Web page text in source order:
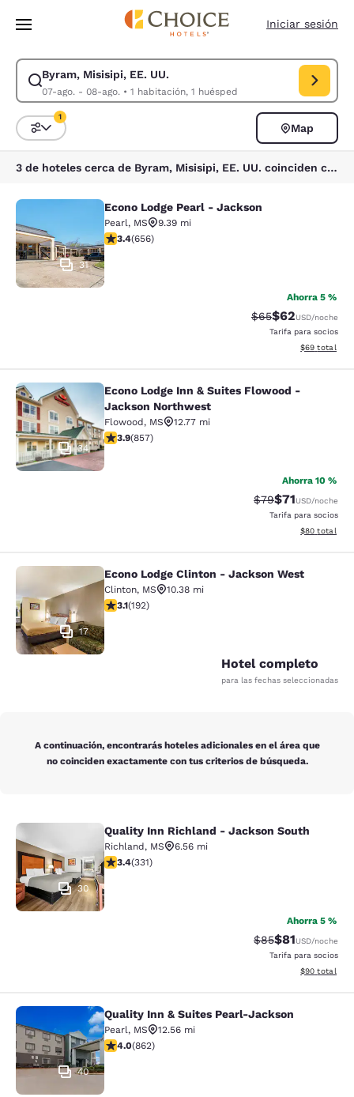
Pasar A Contenido Principal
Iniciar sesión
Byram, Misisipi, EE. UU.
07-ago. - 08-ago.• 1 habitación, 1 huésped
Modificar la búsqueda de Byram, Misisipi, EE. UU.. Fecha de check-in
Ordenar y filtrar
1
Map
3 de hoteles cerca de Byram, Misisipi, EE. UU. coinciden con tus filtros
Econo Lodge Pearl - Jackson
31
Econo Lodge Pearl - Jackson
Pearl, MS
9.39 mi
calificación de 3.36 estrellas. Bueno. 656 reseñas
3.4(656)
Ahorra 5 %
Precio tachado:
$65Precio con
$62USD/noche
Tarifa para socios
Ver detalles
$69 total
Econo Lodge Inn & Suites Flowood
34
Econo Lodge Inn & Suites Flowood -
Jackson Northwest
Flowood, MS
12.77 mi
calificación de 3.94 estrellas. Bueno. 857 reseñas
3.9(857)
Ahorra 10 %
Precio tachado:
$79Precio con
$71USD/noche
Tarifa para socios
Ver detalles
$80 total
Econo Lodge Clinton - Jackson
17
Econo Lodge Clinton - Jackson West
Clinton, MS
10.38 mi
calificación de 3.14 estrellas. Bueno. 192 reseñas
3.1(192)
Hotel completo
para las fechas seleccionadas
A continuación, encontrarás hoteles adicionales en el área que
no coinciden exactamente con tus criterios de búsqueda.
Quality Inn Richland - Jackson
30
Quality Inn Richland - Jackson South
Richland, MS
6.56 mi
calificación de 3.4 estrellas. Bueno. 331 reseñas
3.4(331)
Ahorra 5 %
Precio tachado:
$85Precio con
$81USD/noche
Tarifa para socios
Ver detalles
$90 total
Quality Inn & Suites Pearl-Jackson
40
Quality Inn & Suites Pearl-Jackson
Pearl, MS
12.56 mi
calificación de 4.02 estrellas. Muy bueno. 862 reseñas
4.0(862)